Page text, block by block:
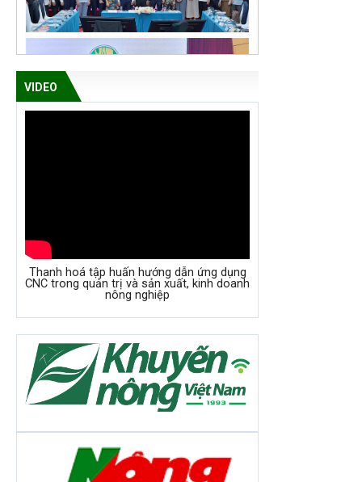
VIDEO
Thanh hoá tập huấn hướng dẫn ứng dụng
CNC trong quản trị và sản xuất, kinh doanh
nông nghiệp